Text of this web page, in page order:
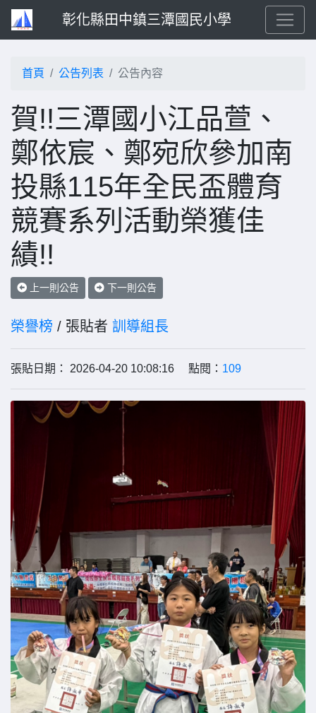
彰化縣田中鎮三潭國民小學
首頁 公告列表 公告內容
賀!!三潭國小江品萱、
鄭依宸、鄭宛欣參加南
投縣115年全民盃體育
競賽系列活動榮獲佳
績!!
上一則公告 下一則公告
榮譽榜 / 張貼者 訓導組長
張貼日期： 2026-04-20 10:08:16 點閱： 109